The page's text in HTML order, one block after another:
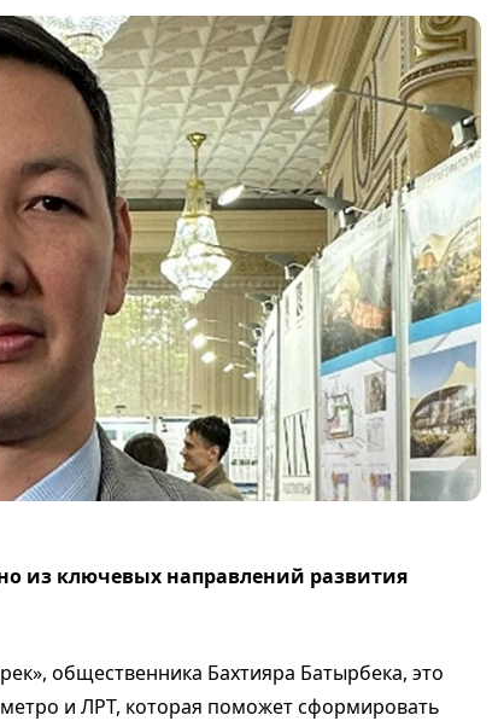
из ключевых направлений развития
общественника Бахтияра Батырбека, это
и ЛРТ, которая поможет сформировать